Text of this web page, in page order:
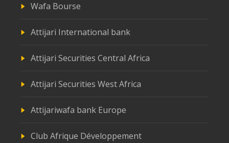
Wafa Bourse
Attijari International bank
Attijari Securities Central Africa
Attijari Securities West Africa
Attijariwafa bank Europe
Club Afrique Développement